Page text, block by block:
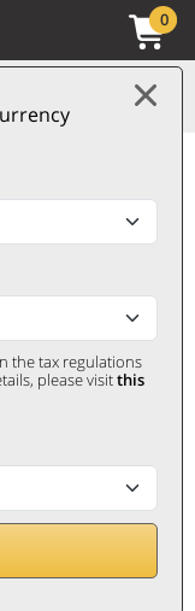
the tax regulations
please visitthis
0